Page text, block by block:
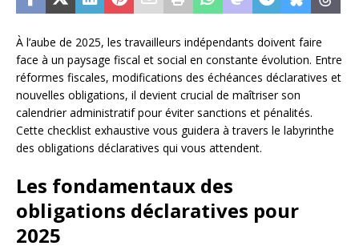
À l’aube de 2025, les travailleurs indépendants doivent faire
face à un paysage fiscal et social en constante évolution. Entre
réformes fiscales, modifications des échéances déclaratives et
nouvelles obligations, il devient crucial de maîtriser son
calendrier administratif pour éviter sanctions et pénalités.
Cette checklist exhaustive vous guidera à travers le labyrinthe
des obligations déclaratives qui vous attendent.
Les fondamentaux des
obligations déclaratives pour
2025